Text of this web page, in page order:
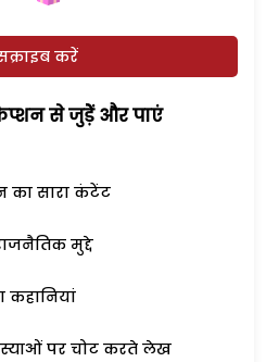
करें
से जुड़ेें और पाएं
का सारा कंटेंट
मुद्दे
कहानियां
पर चोट करते लेख